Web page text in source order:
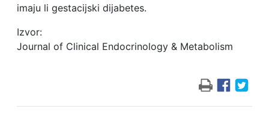
imaju li gestacijski dijabetes.
Izvor:
Journal of Clinical Endocrinology & Metabolism